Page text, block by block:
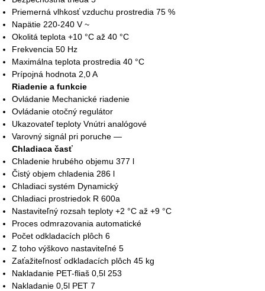
Priemerná vlhkosť vzduchu prostredia 75 %
Napätie 220-240 V ~
Okolitá teplota +10 °C až 40 °C
Frekvencia 50 Hz
Maximálna teplota prostredia 40 °C
Prípojná hodnota 2,0 A
Riadenie a funkcie
Ovládanie Mechanické riadenie
Ovládanie otočný regulátor
Ukazovateľ teploty Vnútri analógové
Varovný signál pri poruche —
Chladiaca časť
Chladenie hrubého objemu 377 l
Čistý objem chladenia 286 l
Chladiaci systém Dynamický
Chladiaci prostriedok R 600a
Nastaviteľný rozsah teploty +2 °C až +9 °C
Proces odmrazovania automatické
Počet odkladacích plôch 6
Z toho výškovo nastaviteľné 5
Zaťažiteľnosť odkladacích plôch 45 kg
Nakladanie PET-fliaš 0,5l 253
Nakladanie 0,5l PET 7